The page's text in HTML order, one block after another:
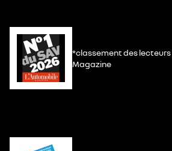
*classement des lecteurs
Magazine